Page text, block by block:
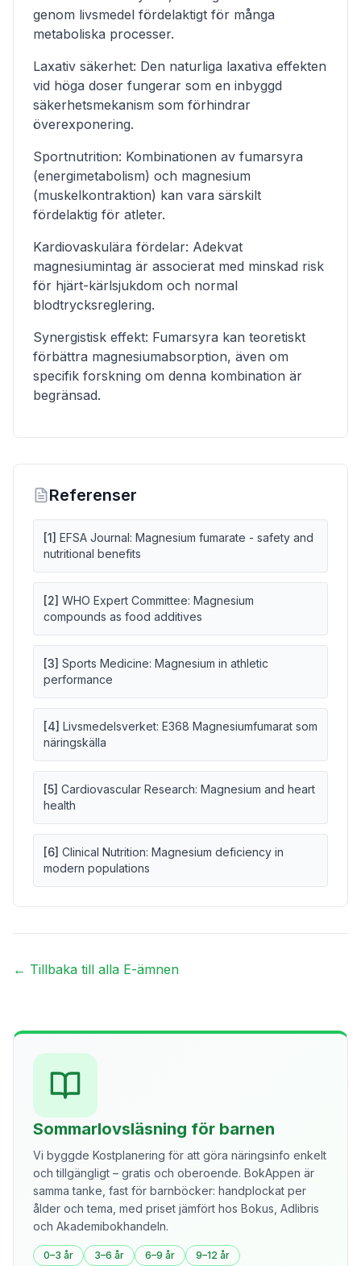
genom livsmedel fördelaktigt för många
metaboliska processer.
Laxativ säkerhet: Den naturliga laxativa effekten
vid höga doser fungerar som en inbyggd
säkerhetsmekanism som förhindrar
överexponering.
Sportnutrition: Kombinationen av fumarsyra
(energimetabolism) och magnesium
(muskelkontraktion) kan vara särskilt
fördelaktig för atleter.
Kardiovaskulära fördelar: Adekvat
magnesiumintag är associerat med minskad risk
för hjärt-kärlsjukdom och normal
blodtrycksreglering.
Synergistisk effekt: Fumarsyra kan teoretiskt
förbättra magnesiumabsorption, även om
specifik forskning om denna kombination är
begränsad.
Referenser
[1] EFSA Journal: Magnesium fumarate - safety and
nutritional benefits
[2] WHO Expert Committee: Magnesium
compounds as food additives
[3] Sports Medicine: Magnesium in athletic
performance
[4] Livsmedelsverket: E368 Magnesiumfumarat som
näringskälla
[5] Cardiovascular Research: Magnesium and heart
health
[6] Clinical Nutrition: Magnesium deficiency in
modern populations
← Tillbaka till alla E-ämnen
Sommarlovsläsning för barnen
Vi byggde Kostplanering för att göra näringsinfo enkelt
och tillgängligt – gratis och oberoende. BokAppen är
samma tanke, fast för barnböcker: handplockat per
ålder och tema, med priset jämfört hos Bokus, Adlibris
och Akademibokhandeln.
0–3 år 3–6 år 6–9 år 9–12 år